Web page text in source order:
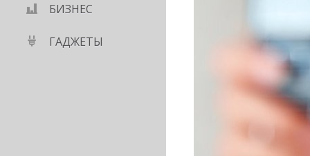
БИЗНЕС
ГАДЖЕТЫ